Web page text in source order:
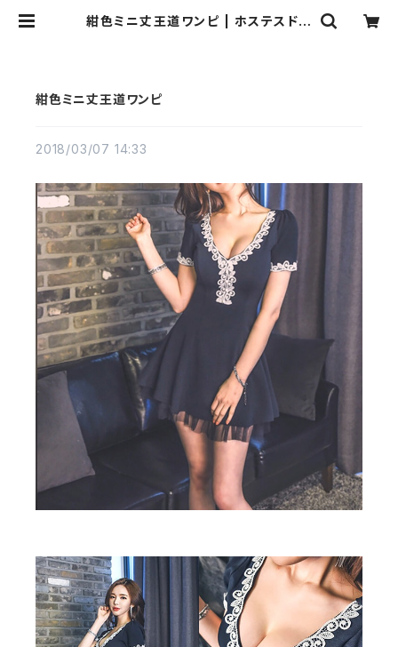
紺色ミニ丈王道ワンピ | ホステスドレ
紺色ミニ丈王道ワンピ
2018/03/07 14:33